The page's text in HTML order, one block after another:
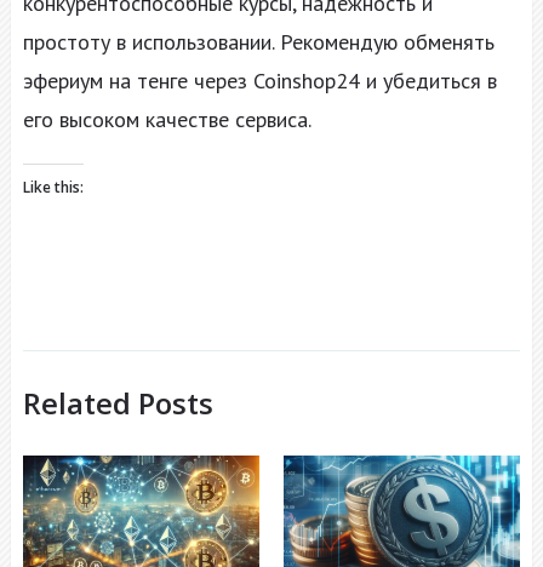
простоту в использовании. Рекомендую обменять
эфериум на тенге через Coinshop24 и убедиться в
его высоком качестве сервиса.
Like this:
Related Posts